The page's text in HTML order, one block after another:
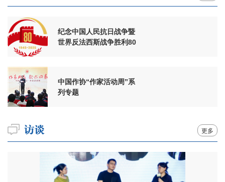
纪念中国人民抗日战争暨
世界反法西斯战争胜利80
中国作协“作家活动周”系
列专题
更多